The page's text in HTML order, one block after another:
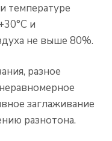
температуре
и
не выше 80%.
разное
заглаживание
разнотона.